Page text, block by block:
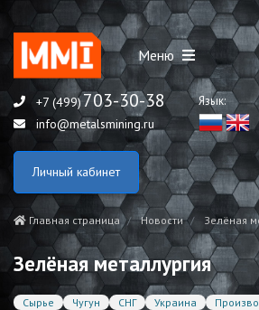
Меню
+7 (499)703-30-38
info@metalsmining.ru
Язык:
Личный кабинет
Главная страница Новости Зелёная
Зелёная металлургия
Сырье Чугун СНГ Украина